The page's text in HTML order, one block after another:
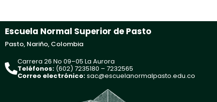
Escuela Normal Superior de Pasto
Pasto, Nariño, Colombia
Carrera 26 No 09–05 La Aurora
Teléfonos: (602) 7235180 – 7232565
Correo electrónico:sac@escuelanormalpasto.edu.co